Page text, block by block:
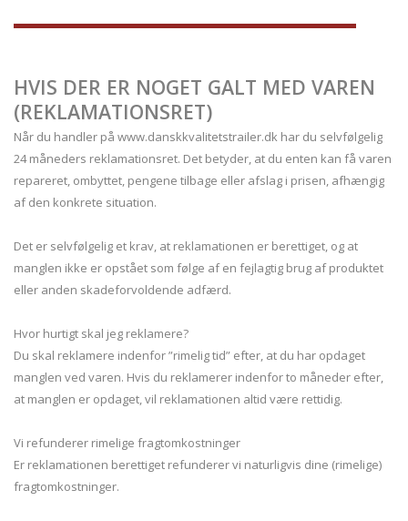
HVIS DER ER NOGET GALT MED VAREN
(REKLAMATIONSRET)
Når du handler på www.danskkvalitetstrailer.dk har du selvfølgelig
24 måneders reklamationsret. Det betyder, at du enten kan få varen
repareret, ombyttet, pengene tilbage eller afslag i prisen, afhængig
af den konkrete situation.
Det er selvfølgelig et krav, at reklamationen er berettiget, og at
manglen ikke er opstået som følge af en fejlagtig brug af produktet
eller anden skadeforvoldende adfærd.
Hvor hurtigt skal jeg reklamere?
Du skal reklamere indenfor ”rimelig tid” efter, at du har opdaget
manglen ved varen. Hvis du reklamerer indenfor to måneder efter,
at manglen er opdaget, vil reklamationen altid være rettidig.
Vi refunderer rimelige fragtomkostninger
Er reklamationen berettiget refunderer vi naturligvis dine (rimelige)
fragtomkostninger.